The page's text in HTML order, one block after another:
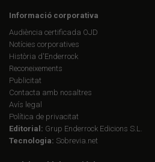
Informació corporativa
Audiència certificada OJD
Notícies corporatives
Història d'Enderrock
Reconeixements
Publicitat
Contacta amb nosaltres
Avís legal
Política de privacitat
Editorial: Grup Enderrock Edicions S.L.
Tecnologia: Sobrevia.net